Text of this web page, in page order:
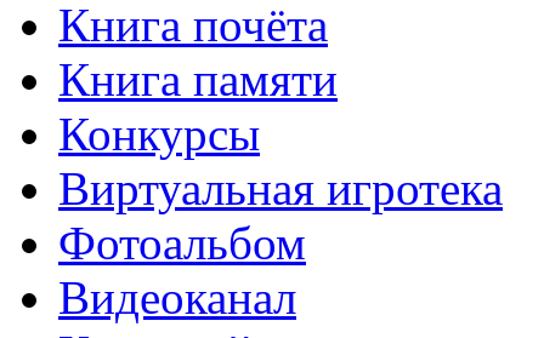
Книга почёта
Книга памяти
Конкурсы
Виртуальная игротека
Фотоальбом
Видеоканал